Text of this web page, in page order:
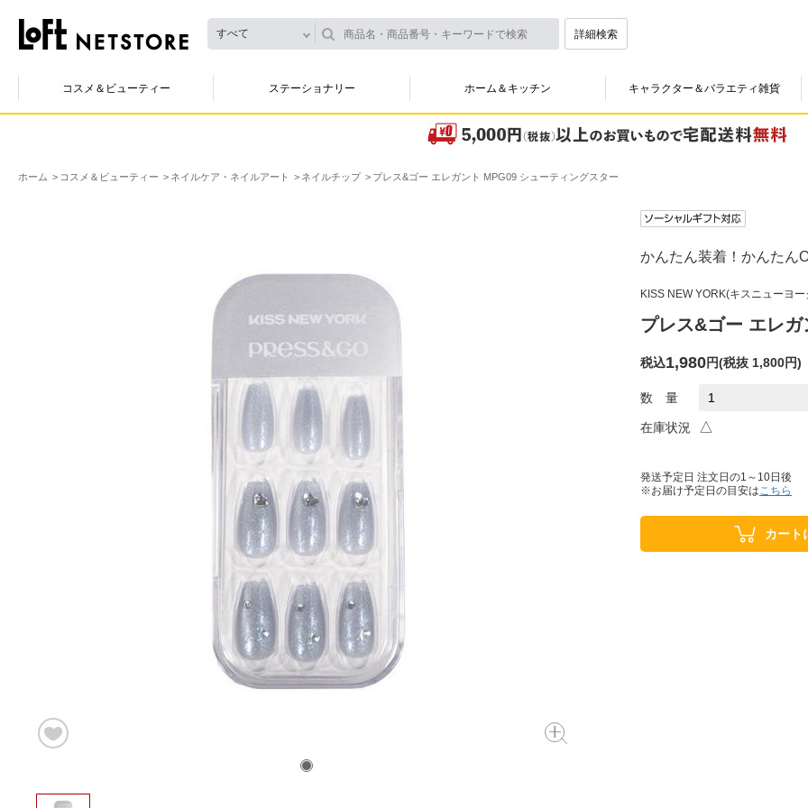
すべて 詳細検索
コスメ＆ビューティー ステーショナリー ホーム＆キッチン キャラクター＆バラエティ雑貨
ホーム コスメ＆ビューティー ネイルケア・ネイルアート ネイルチップ プレス&ゴー エレガント MPG09 シューティングスター
かんたん装着！かんたん
KISS NEW YORK(キスニューヨー
プレス&ゴー エレ
税込1,980円(税抜 1,800円)
数 量
在庫状況 △
発送予定日 注文日の1～10日後
※お届け予定日の目安はこちら
カート